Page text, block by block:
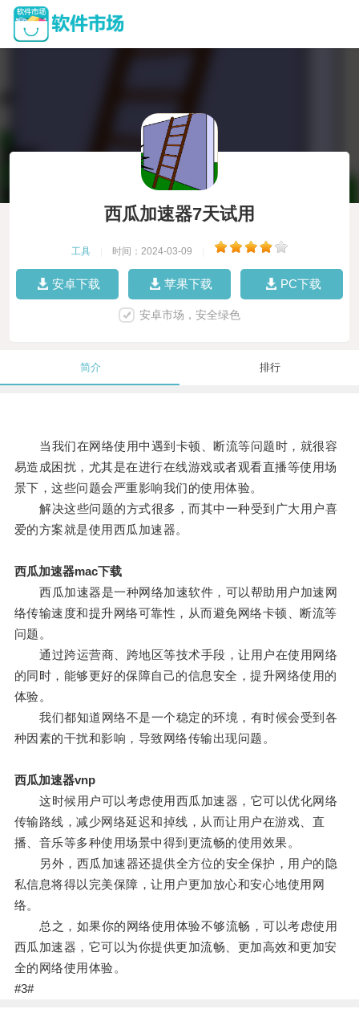
西瓜加速器7天试用
工具 时间：2024-03-09
安卓下载 苹果下载 PC下载
安卓市场，安全绿色
简介 排行
当我们在网络使用中遇到卡顿、断流等问题时，就很容
易造成困扰，尤其是在进行在线游戏或者观看直播等使用场
景下，这些问题会严重影响我们的使用体验。
解决这些问题的方式很多，而其中一种受到广大用户喜
爱的方案就是使用西瓜加速器。
西瓜加速器mac下载
西瓜加速器是一种网络加速软件，可以帮助用户加速网
络传输速度和提升网络可靠性，从而避免网络卡顿、断流等
问题。
通过跨运营商、跨地区等技术手段，让用户在使用网络
的同时，能够更好的保障自己的信息安全，提升网络使用的
体验。
我们都知道网络不是一个稳定的环境，有时候会受到各
种因素的干扰和影响，导致网络传输出现问题。
西瓜加速器vnp
这时候用户可以考虑使用西瓜加速器，它可以优化网络
传输路线，减少网络延迟和掉线，从而让用户在游戏、直
播、音乐等多种使用场景中得到更流畅的使用效果。
另外，西瓜加速器还提供全方位的安全保护，用户的隐
私信息将得以完美保障，让用户更加放心和安心地使用网
络。
总之，如果你的网络使用体验不够流畅，可以考虑使用
西瓜加速器，它可以为你提供更加流畅、更加高效和更加安
全的网络使用体验。
#3#